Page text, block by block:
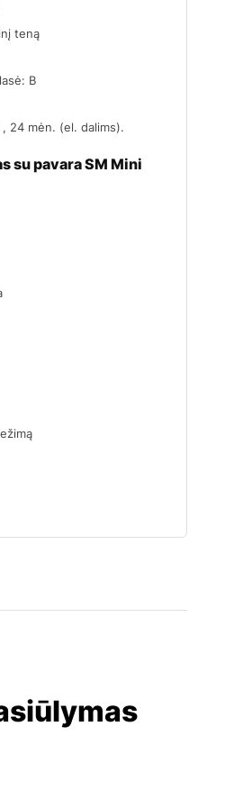
teną
B
24 mėn. (el. dalims).
su pavara SM Mini